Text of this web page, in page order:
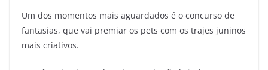
Um dos momentos mais aguardados é o concurso de
fantasias, que vai premiar os pets com os trajes juninos
mais criativos.